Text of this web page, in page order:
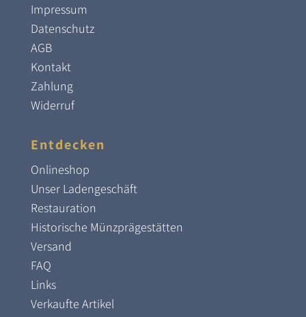
Impressum
Datenschutz
AGB
Kontakt
Zahlung
Widerruf
Entdecken
Onlineshop
Unser Ladengeschäft
Restauration
Historische Münzprägestätten
Versand
FAQ
Links
Verkaufte Artikel